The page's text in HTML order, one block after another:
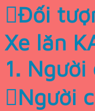
Đối
Xe lăn
1.
Người